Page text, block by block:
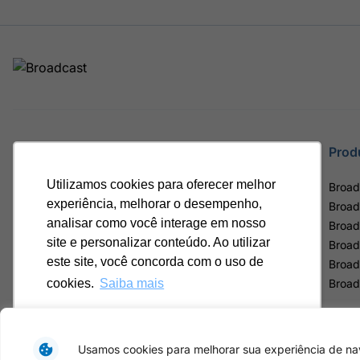
Utilizamos cookies para oferecer melhor
experiência, melhorar o desempenho,
analisar como você interage em nosso
site e personalizar conteúdo. Ao utilizar
este site, você concorda com o uso de
cookies. Saiba mais
Usamos cookies para melhorar sua experiência de
Notícias
Termos de uso
Política de privacidade
Contrato Máster Terminal
Releases Broadcast
Av. Eng. Caetano